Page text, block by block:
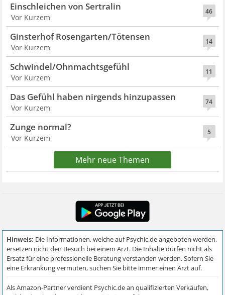
46
Einschleichen von Sertralin
Vor Kurzem
14
Ginsterhof Rosengarten/Tötensen
Vor Kurzem
11
Schwindel/Ohnmachtsgefühl
Vor Kurzem
74
Das Gefühl haben nirgends hinzupassen
Vor Kurzem
5
Zunge normal?
Vor Kurzem
Mehr neue Themen